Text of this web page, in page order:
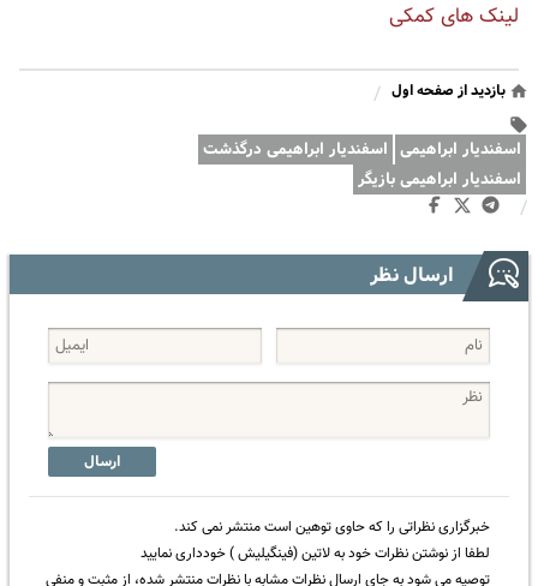
لینک های کمکی
بازدید از صفحه اول /
اسفندیار ابراهیمی اسفندیار ابراهیمی درگذشت
اسفندیار ابراهیمی بازیگر
/
ارسال نظر
ارسال
خبرگزاری نظراتی را که حاوی توهین است منتشر نمی کند.
لطفا از نوشتن نظرات خود به لاتین (فینگیلیش ) خودداری نمایید
توصیه می شود به جای ارسال نظرات مشابه با نظرات منتشر شده، از مثبت و منفی